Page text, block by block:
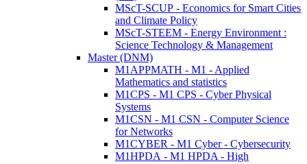
MScT-SCUP - Economics for Smart Cities
and Climate Policy
MScT-STEEM - Energy Environment :
Science Technology & Management
Master (DNM)
M1APPMATH - M1 - Applied
Mathematics and statistics
M1CPS - M1 CPS - Cyber Physical
Systems
M1CSN - M1 CSN - Computer Science
for Networks
M1CYBER - M1 Cyber - Cybersecurity
M1HPDA - M1 HPDA - High